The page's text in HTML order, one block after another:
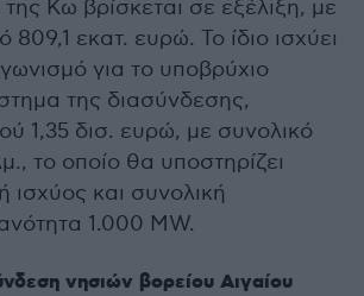
Κω βρίσκεται σε εξέλιξη, με
809,1 εκατ. ευρώ. Το ίδιο ισχύει
για το υποβρύχιο
της διασύνδεσης,
1,35 δισ. ευρώ, με συνολικό
το οποίο θα υποστηρίζει
και συνολική
1.000 MW.
νησιών βορείου Αιγαίου